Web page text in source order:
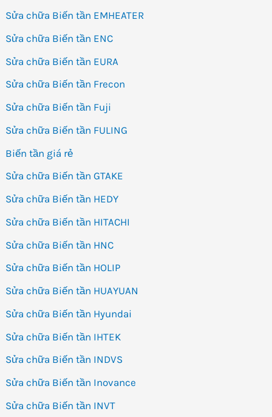
Sửa chữa Biến tần EMHEATER
Sửa chữa Biến tần ENC
Sửa chữa Biến tần EURA
Sửa chữa Biến tần Frecon
Sửa chữa Biến tần Fuji
Sửa chữa Biến tần FULING
Biến tần giá rẻ
Sửa chữa Biến tần GTAKE
Sửa chữa Biến tần HEDY
Sửa chữa Biến tần HITACHI
Sửa chữa Biến tần HNC
Sửa chữa Biến tần HOLIP
Sửa chữa Biến tần HUAYUAN
Sửa chữa Biến tần Hyundai
Sửa chữa Biến tần IHTEK
Sửa chữa Biến tần INDVS
Sửa chữa Biến tần Inovance
Sửa chữa Biến tần INVT